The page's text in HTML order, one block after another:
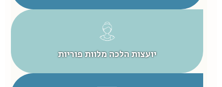
יועצות הלכה מלוות פוריות